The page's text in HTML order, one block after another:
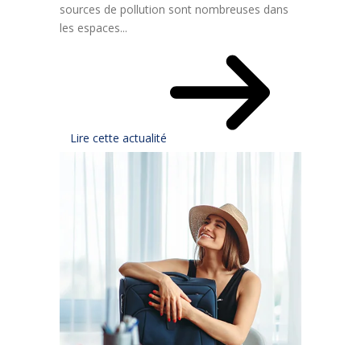
sources de pollution sont nombreuses dans
les espaces...
Lire cette actualité